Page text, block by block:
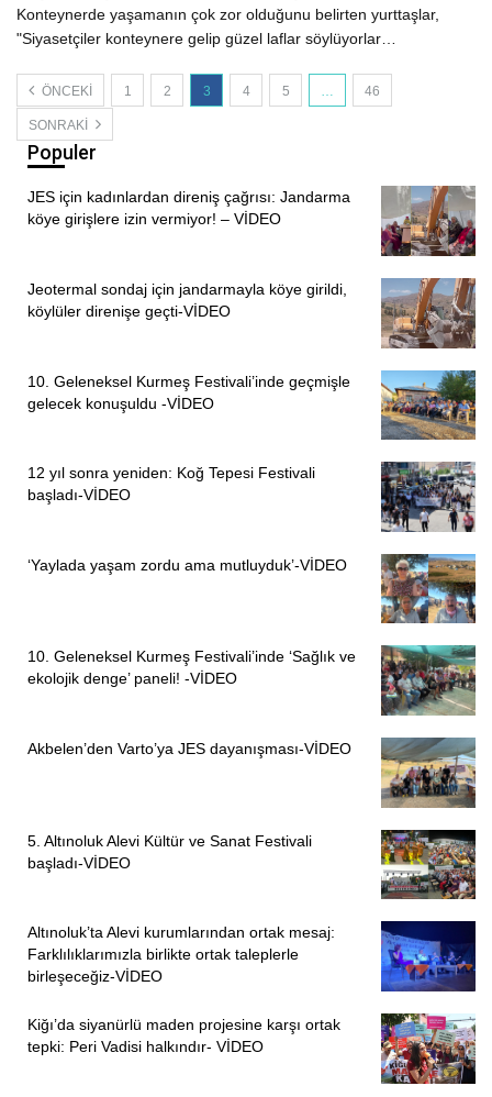
Konteynerde yaşamanın çok zor olduğunu belirten yurttaşlar,
"Siyasetçiler konteynere gelip güzel laflar söylüyorlar…
ÖNCEKI 1 2 3 4 5 … 46
SONRAKI
Populer
JES için kadınlardan direniş çağrısı: Jandarma
köye girişlere izin vermiyor! – VİDEO
Jeotermal sondaj için jandarmayla köye girildi,
köylüler direnişe geçti-VİDEO
10. Geleneksel Kurmeş Festivali’inde geçmişle
gelecek konuşuldu -VİDEO
12 yıl sonra yeniden: Koğ Tepesi Festivali
başladı-VİDEO
‘Yaylada yaşam zordu ama mutluyduk’-VİDEO
10. Geleneksel Kurmeş Festivali’inde ‘Sağlık ve
ekolojik denge’ paneli! -VİDEO
Akbelen’den Varto’ya JES dayanışması-VİDEO
5. Altınoluk Alevi Kültür ve Sanat Festivali
başladı-VİDEO
Altınoluk’ta Alevi kurumlarından ortak mesaj:
Farklılıklarımızla birlikte ortak taleplerle
birleşeceğiz-VİDEO
Kiğı’da siyanürlü maden projesine karşı ortak
tepki: Peri Vadisi halkındır- VİDEO